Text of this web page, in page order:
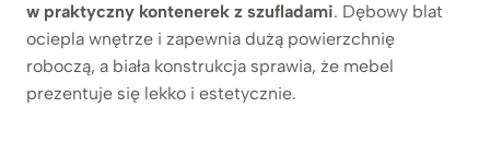
w praktyczny kontenerek z szufladami. Dębowy blat
ociepla wnętrze i zapewnia dużą powierzchnię
roboczą, a biała konstrukcja sprawia, że mebel
prezentuje się lekko i estetycznie.